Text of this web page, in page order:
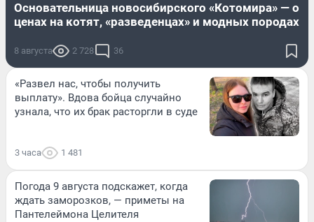
Основательница новосибирского «Котомира» — о
ценах на котят, «разведенцах» и модных породах
8 августа 2 728 36
«Развел нас, чтобы получить
выплату». Вдова бойца случайно
узнала, что их брак расторгли в суде
3 часа 1 481
Погода 9 августа подскажет, когда
ждать заморозков, — приметы на
Пантелеймона Целителя